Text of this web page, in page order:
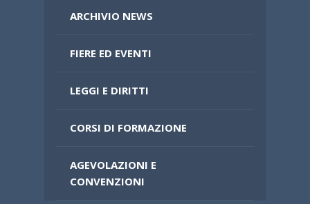
ARCHIVIO NEWS
FIERE ED EVENTI
LEGGI E DIRITTI
CORSI DI FORMAZIONE
AGEVOLAZIONI E
CONVENZIONI